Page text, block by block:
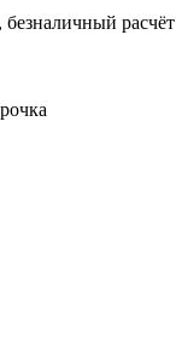
расчёт